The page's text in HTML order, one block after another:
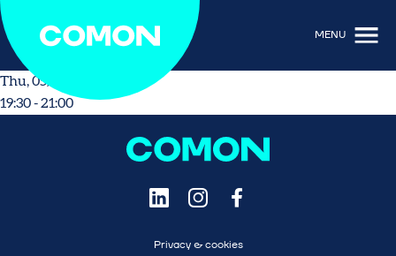
MENU
Thu, 05/21/2026 - 19:30
19:30 - 21:00
Privacy & cookies